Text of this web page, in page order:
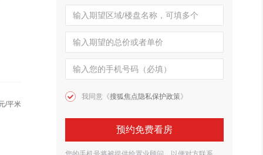
/平米
我同意《搜狐焦点隐私保护政策》
预约免费看房